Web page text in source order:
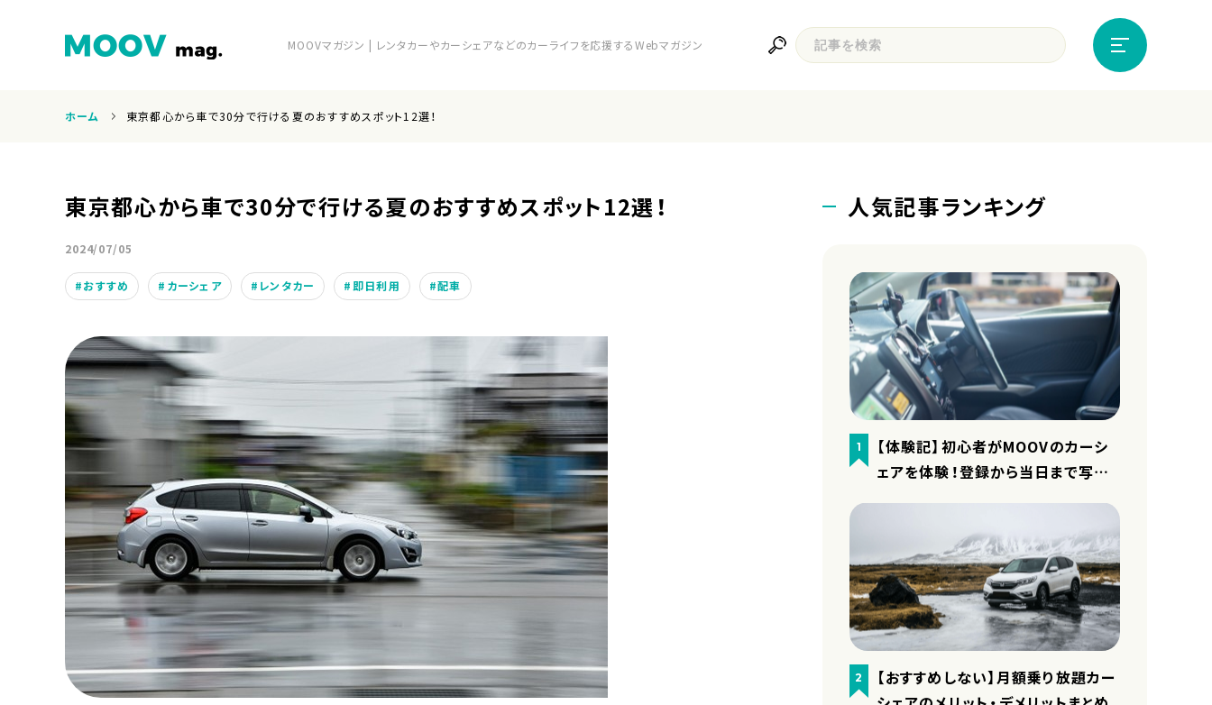
MOOVマガジン | レンタカーやカーシェアなどのカーライフを応援するWebマガジン
ホーム
運営会社
MOOVマガジン利用規約
お問合せ
人材募集（ライター、配車スタッフ、デザイナー）
ホーム 東京都心から車で30分で行ける夏のおすすめスポット12選！
東京都心から車で30分で行ける夏のおすすめスポット12選！
2024/07/05
おすすめ カーシェア レンタカー 即日利用 配車
人気記事ランキング
1
【体験記】初心者がMOOVのカーシ
ェアを体験！登録から当日まで写真
2
【おすすめしない】月額乗り放題カー